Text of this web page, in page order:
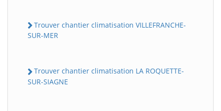
Trouver chantier climatisation VILLEFRANCHE-
SUR-MER
Trouver chantier climatisation LA ROQUETTE-
SUR-SIAGNE